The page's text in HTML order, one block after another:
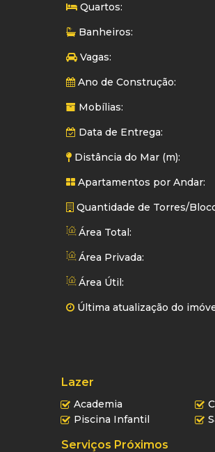
Quartos:
Banheiros:
Vagas:
Ano de Construção:
Mobílias:
Data de Entrega:
Distância do Mar (m):
Apartamentos por Andar:
Quantidade de Torres/
Área Total:
Área Privada:
Área Útil:
Última atualização do
Lazer
Academia
Piscina Infantil
Serviços Próximos